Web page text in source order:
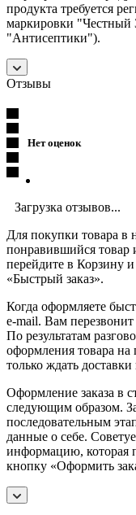
продукта требуется
маркировки "Честный
"Антисептики").
Отзывы
Нет оценок
Загрузка отзывов...
Для покупки товара в
понравившийся товар
перейдите в Корзину
«Быстрый заказ».
Когда оформляете
e-mail. Вам
По результатам
оформления товара на
только ждать
Оформление заказа в
следующим образом.
последовательным
данные о себе.
информацию, которая
кнопку «Оформить